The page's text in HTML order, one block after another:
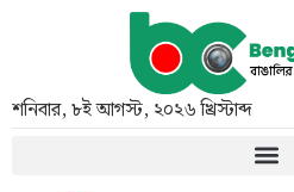
শনিবার,৮ই আগস্ট, ২০২৬ খ্রিস্টাব্দ